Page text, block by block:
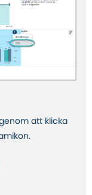
att klicka